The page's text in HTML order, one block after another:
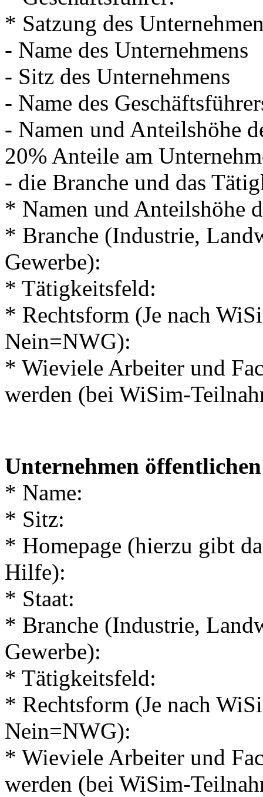
* Satzung des
- Name des Unternehmens
- Sitz des Unternehmens
- Name des
- Namen und Anteilshöhe
20% Anteile am
- die Branche und das
* Namen und Anteilshöhe
* Branche (Industrie,
Gewerbe):
* Tätigkeitsfeld:
* Rechtsform (Je nach
Nein=NWG):
* Wieviele Arbeiter und
werden (bei WiSim-
Unternehmen
* Name:
* Sitz:
* Homepage (hierzu gibt
Hilfe):
* Staat:
* Branche (Industrie,
Gewerbe):
* Tätigkeitsfeld:
* Rechtsform (Je nach
Nein=NWG):
* Wieviele Arbeiter und
werden (bei WiSim-